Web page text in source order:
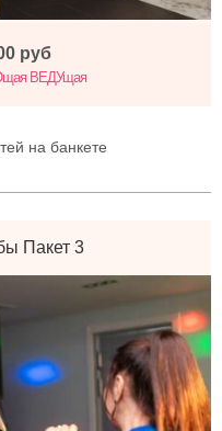
руб
ВЕДУщая
на банкете
Пакет 3